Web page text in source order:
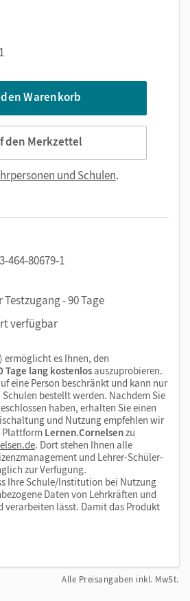
Warenkorb
den Merkzettel
und Schulen.
464-80679-1
- 90 Tage
verfügbar
ermöglicht es Ihnen, den
Tage lang kostenlosauszuprobieren.
eine Person beschränkt und kann nur
bestellt werden. Nachdem Sie
haben, erhalten Sie einen
und Nutzung empfehlen wir
Plattform Lernen.Cornelsenzu
. Dort stehen Ihnen alle
und Lehrer-Schüler-
zur Verfügung.
Ihre Schule/Institution bei Nutzung
Daten von Lehrkräften und
verarbeiten lässt. Damit das Produkt
Alle Preisangaben inkl. MwSt.